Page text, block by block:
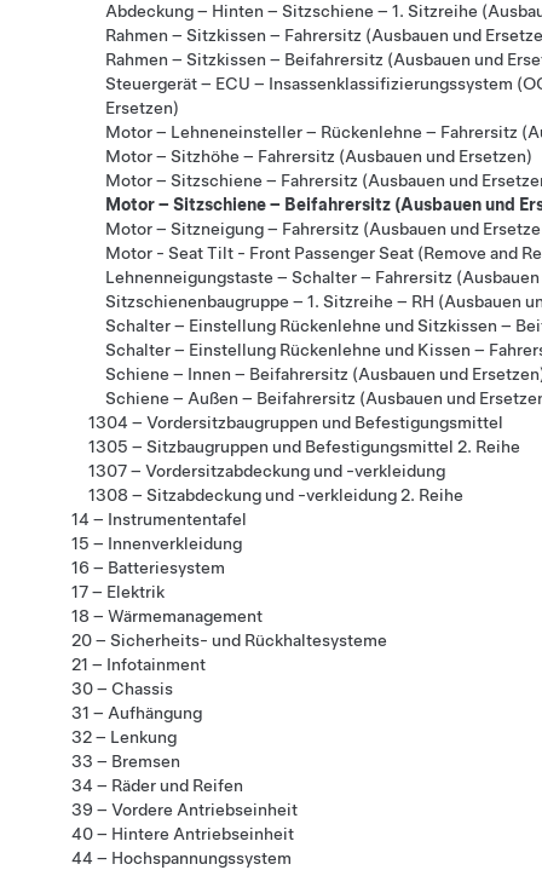
Abdeckung – Hinten – Sitzschiene – 1. Sitzreihe
Rahmen – Sitzkissen – Fahrersitz (Ausbauen und
Rahmen – Sitzkissen – Beifahrersitz (Ausbauen und
Steuergerät – ECU – Insassenklassifizierungssystem
Ersetzen)
Motor – Lehneneinsteller – Rückenlehne – Fahrersitz
Motor – Sitzhöhe – Fahrersitz (Ausbauen und Ersetzen)
Motor – Sitzschiene – Fahrersitz (Ausbauen und
Motor – Sitzschiene – Beifahrersitz (Ausbauen und
Motor – Sitzneigung – Fahrersitz (Ausbauen und
Motor - Seat Tilt - Front Passenger Seat (Remove and
Lehnenneigungstaste – Schalter – Fahrersitz
Sitzschienenbaugruppe – 1. Sitzreihe – RH (Ausbauen
Schalter – Einstellung Rückenlehne und Sitzkissen –
Schalter – Einstellung Rückenlehne und Kissen –
Schiene – Innen – Beifahrersitz (Ausbauen und
Schiene – Außen – Beifahrersitz (Ausbauen und
1304 – Vordersitzbaugruppen und Befestigungsmittel
1305 – Sitzbaugruppen und Befestigungsmittel 2. Reihe
1307 – Vordersitzabdeckung und -verkleidung
1308 – Sitzabdeckung und -verkleidung 2. Reihe
14 – Instrumententafel
15 – Innenverkleidung
16 – Batteriesystem
17 – Elektrik
18 – Wärmemanagement
20 – Sicherheits- und Rückhaltesysteme
21 – Infotainment
30 – Chassis
31 – Aufhängung
32 – Lenkung
33 – Bremsen
34 – Räder und Reifen
39 – Vordere Antriebseinheit
40 – Hintere Antriebseinheit
44 – Hochspannungssystem